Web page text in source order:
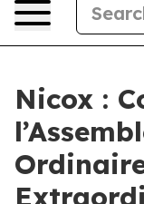
Nicox :